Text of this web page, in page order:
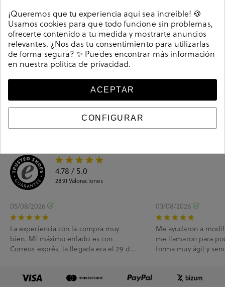
Referencia 204561
Guía de tallas
Ciudados y limpieza
Información del producto
4.78 / 5.0
2891 Valoraciones
05/08/2026
La experiencia con la compra muy
bien. Mi máximo enfado es con
Correos exprés, la llegada era el 29 de
03/08/2026
Me ayudaron a
me llamaron para
forma muy ágil y
¡Queremos que tu experiencia aquí sea increíble! 🍪
Usamos cookies para que todo funcione sin problemas,
ofrecerte contenido a tu medida y mostrarte anuncios
relevantes. ¿Nos das tu consentimiento para utilizarlas
de forma segura? ✨ Puedes encontrar más información
en nuestra política de privacidad.
ACEPTAR
CONFIGURAR